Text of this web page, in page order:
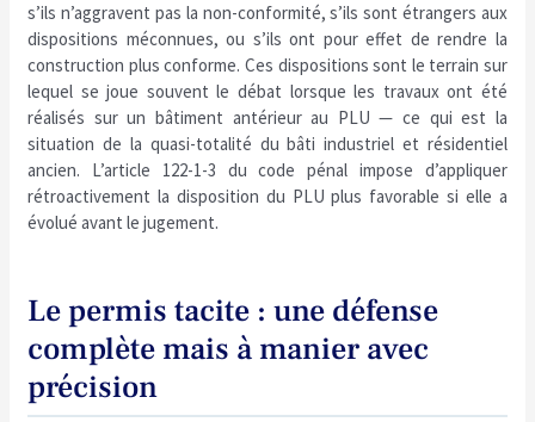
s’ils n’aggravent pas la non-conformité, s’ils sont étrangers aux
dispositions méconnues, ou s’ils ont pour effet de rendre la
construction plus conforme. Ces dispositions sont le terrain sur
lequel se joue souvent le débat lorsque les travaux ont été
réalisés sur un bâtiment antérieur au PLU — ce qui est la
situation de la quasi-totalité du bâti industriel et résidentiel
ancien. L’article 122-1-3 du code pénal impose d’appliquer
rétroactivement la disposition du PLU plus favorable si elle a
évolué avant le jugement.
Le permis tacite : une défense
complète mais à manier avec
précision